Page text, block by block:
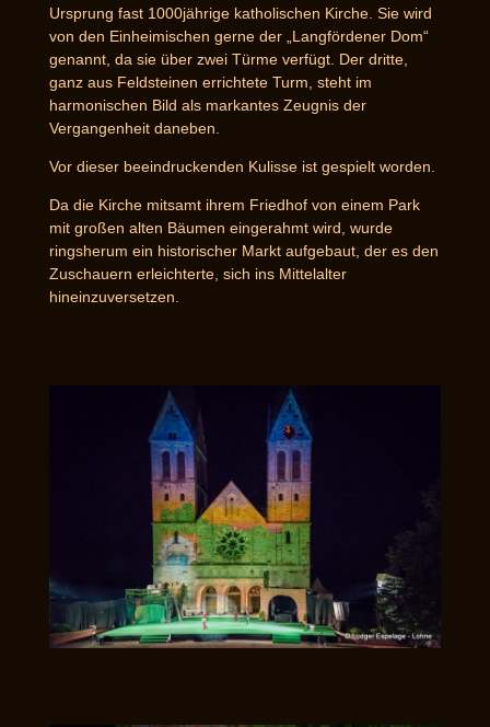
Ursprung fast 1000jährige katholischen Kirche. Sie wird
von den Einheimischen gerne der „Langfördener Dom“
genannt, da sie über zwei Türme verfügt. Der dritte,
ganz aus Feldsteinen errichtete Turm, steht im
harmonischen Bild als markantes Zeugnis der
Vergangenheit daneben.
Vor dieser beeindruckenden Kulisse ist gespielt worden.
Da die Kirche mitsamt ihrem Friedhof von einem Park
mit großen alten Bäumen eingerahmt wird, wurde
ringsherum ein historischer Markt aufgebaut, der es den
Zuschauern erleichterte, sich ins Mittelalter
hineinzuversetzen.